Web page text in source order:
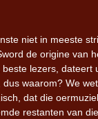
niet in meeste
de origine van
lezers, dateert
waarom? We
dat die
restanten van die